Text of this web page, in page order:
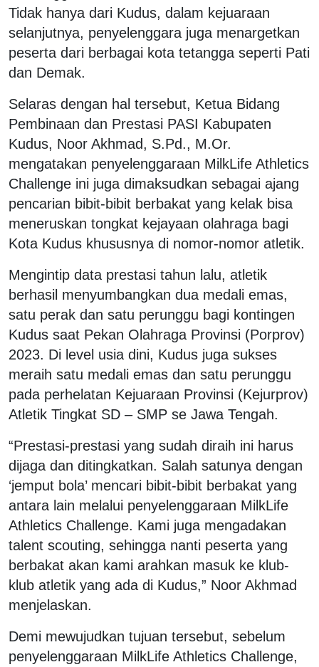
Tidak hanya dari Kudus, dalam kejuaraan
selanjutnya, penyelenggara juga menargetkan
peserta dari berbagai kota tetangga seperti Pati
dan Demak.
Selaras dengan hal tersebut, Ketua Bidang
Pembinaan dan Prestasi PASI Kabupaten
Kudus, Noor Akhmad, S.Pd., M.Or.
mengatakan penyelenggaraan MilkLife Athletics
Challenge ini juga dimaksudkan sebagai ajang
pencarian bibit-bibit berbakat yang kelak bisa
meneruskan tongkat kejayaan olahraga bagi
Kota Kudus khususnya di nomor-nomor atletik.
Mengintip data prestasi tahun lalu, atletik
berhasil menyumbangkan dua medali emas,
satu perak dan satu perunggu bagi kontingen
Kudus saat Pekan Olahraga Provinsi (Porprov)
2023. Di level usia dini, Kudus juga sukses
meraih satu medali emas dan satu perunggu
pada perhelatan Kejuaraan Provinsi (Kejurprov)
Atletik Tingkat SD – SMP se Jawa Tengah.
“Prestasi-prestasi yang sudah diraih ini harus
dijaga dan ditingkatkan. Salah satunya dengan
‘jemput bola’ mencari bibit-bibit berbakat yang
antara lain melalui penyelenggaraan MilkLife
Athletics Challenge. Kami juga mengadakan
talent scouting, sehingga nanti peserta yang
berbakat akan kami arahkan masuk ke klub-
klub atletik yang ada di Kudus,” Noor Akhmad
menjelaskan.
Demi mewujudkan tujuan tersebut, sebelum
penyelenggaraan MilkLife Athletics Challenge,